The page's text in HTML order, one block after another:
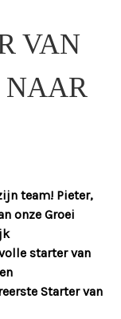
VAN
NAAR
team! Pieter,
onze Groei
starter van
Starter van